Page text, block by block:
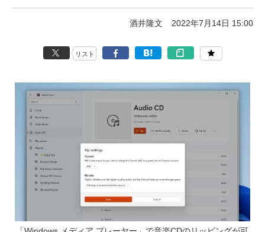
酒井隆文 2022年7月14日 15:00
リスト